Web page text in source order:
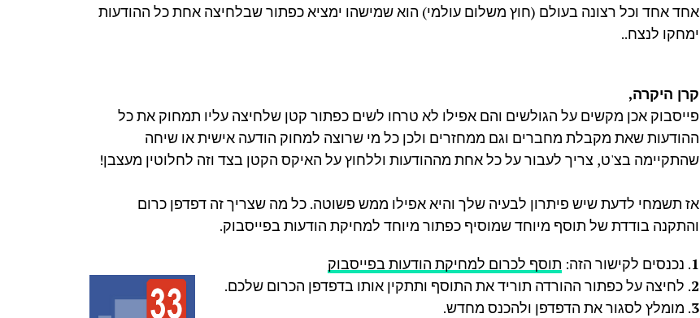
אחד אחד וכל רצונה בעולם (חוץ משלום עולמי) הוא שמישהו ימציא כפתור שבלחיצה אחת כל ההודעות
ימחקו לנצח..
קרן היקרה,
פייסבוק אכן מקשים על הגולשים והם אפילו לא טרחו לשים כפתור קטן שלחיצה עליו תמחוק את כל
ההודעות שאת מקבלת מחברים וגם ממחזרים ולכן כל מי שרוצה למחוק הודעה אישית או שיחה
שהתקיימה בצ'ט, צריך לעבור על כל אחת מההודעות וללחוץ על האיקס הקטן בצד וזה לחלוטין מעצבן!
אז תשמחי לדעת שיש פיתרון לבעיה שלך והיא אפילו ממש פשוטה. כל מה שצריך זה דפדפן כרום
והתקנה בודדת של תוסף מיוחד שמוסיף כפתור מיוחד למחיקת הודעות בפייסבוק.
1. נכנסים לקישור הזה: תוסף לכרום למחיקת הודעות בפייסבוק
2. לחיצה על כפתור ההורדה תוריד את התוסף ותתקין אותו בדפדפן הכרום שלכם.
3. מומלץ לסגור את הדפדפן ולהכנס מחדש.